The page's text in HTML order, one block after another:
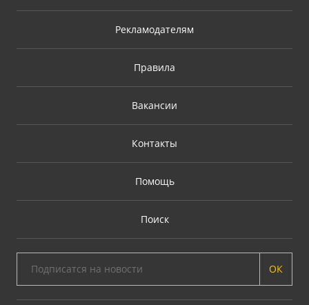
Рекламодателям
Правила
Вакансии
Контакты
Помощь
Поиск
ОК